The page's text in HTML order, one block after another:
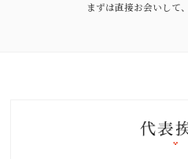
まずは直接お会いして